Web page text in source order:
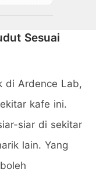
Sesuai
di Ardence Lab,
kafe ini.
siar di sekitar
lain. Yang